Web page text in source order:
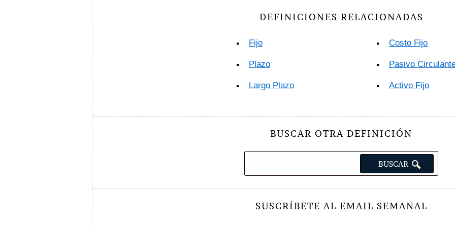
DEFINICIONES RELACIONADAS
Fijo
Plazo
Largo Plazo
Costo Fijo
Pasivo
Activo Fijo
BUSCAR OTRA DEFINICIÓN
SUSCRÍBETE AL EMAIL SEMANAL